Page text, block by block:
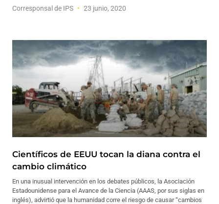
Corresponsal de IPS 23 junio, 2020
Científicos de EEUU tocan la diana contra el
cambio climático
En una inusual intervención en los debates públicos, la Asociación
Estadounidense para el Avance de la Ciencia (AAAS, por sus siglas en
inglés), advirtió que la humanidad corre el riesgo de causar “cambios